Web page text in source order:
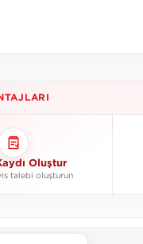
Oluştur
talebi oluşturun